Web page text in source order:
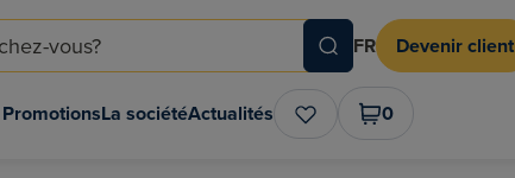
FR Devenir client
PromotionsLa sociétéActualités 0